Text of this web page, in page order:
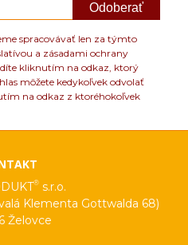
Odoberať
spracovávať len za týmto
a zásadami ochrany
kliknutím na odkaz, ktorý
môžete kedykoľvek odvolať
na odkaz z ktoréhokoľvek
® s.r.o.
Klementa Gottwalda 68)
Želovce